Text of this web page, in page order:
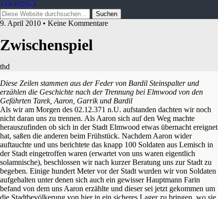
THORNET
9. April 2010 • Keine Kommentare
Zwischenspiel
thd
Diese Zeilen stammen aus der Feder von Bardil Steinspalter und
erzählen die Geschichte nach der Trennung bei Elmwood von den
Gefährten Tarek, Aaron, Garrik und Bardil
Als wir am Morgen des 02.12.371 n.U. aufstanden dachten wir noch
nicht daran uns zu trennen. Als Aaron sich auf den Weg machte
herauszufinden ob sich in der Stadt Elmwood etwas übernacht ereignet
hat, saßen die anderen beim Frühstück. Nachdem Aaron wider
auftauchte und uns berichtete das knapp 100 Soldaten aus Lemisch in
der Stadt eingetroffen waren (erwartet von uns waren eigentlich
solamnische), beschlossen wir nach kurzer Beratung uns zur Stadt zu
begeben. Einige hundert Meter vor der Stadt wurden wir von Soldaten
aufgehalten unter denen sich auch ein gewisser Hauptmann Farin
befand von dem uns Aaron erzählte und dieser sei jetzt gekommen um
die Stadtbevölkerung von hier in ein sicheres Lager zu bringen, wo sie